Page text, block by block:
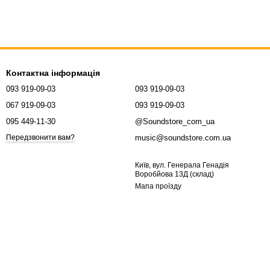
Контактна інформація
093 919-09-03
067 919-09-03
095 449-11-30
Передзвонити вам?
093 919-09-03
093 919-09-03
@Soundstore_com_ua
music@soundstore.com.ua
Київ, вул. Генерала Генадія
Воробйова 13Д (склад)
Мапа проїзду